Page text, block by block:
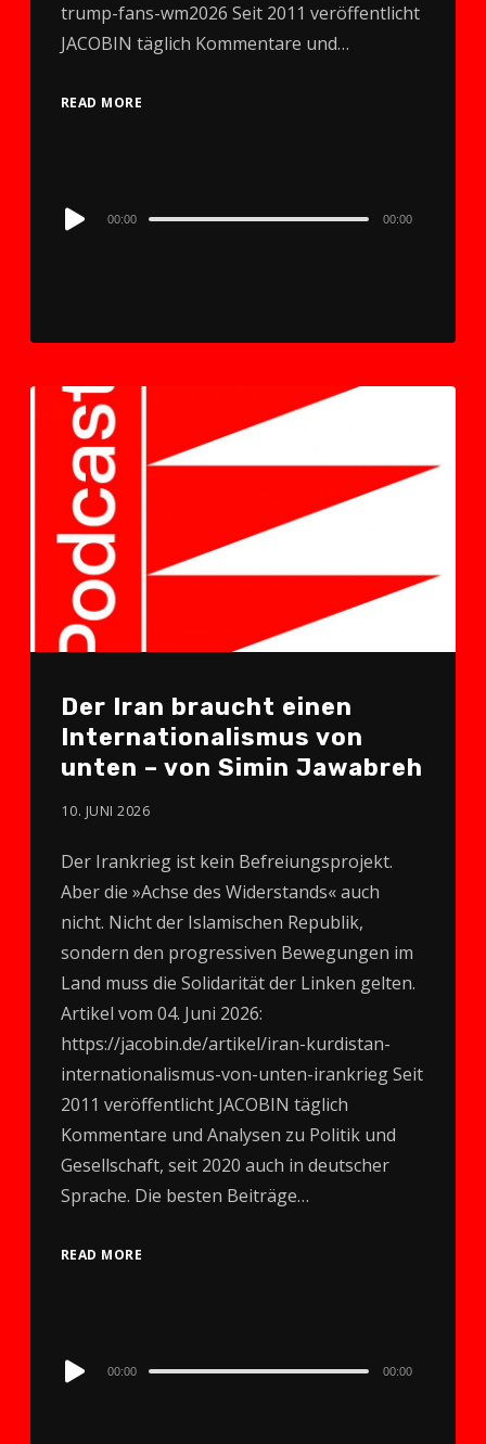
trump-fans-wm2026 Seit 2011 veröffentlicht
JACOBIN täglich Kommentare und…
READ MORE
Audio
00:00 00:00
Der Iran braucht einen
Inter­nationalismus von
unten – von Simin Jawabreh
10. JUNI 2026
Der Irankrieg ist kein Befreiungsprojekt.
Aber die »Achse des Widerstands« auch
nicht. Nicht der Islamischen Republik,
sondern den progressiven Bewegungen im
Land muss die Solidarität der Linken gelten.
Artikel vom 04. Juni 2026:
https://jacobin.de/artikel/iran-kurdistan-
internationalismus-von-unten-irankrieg Seit
2011 veröffentlicht JACOBIN täglich
Kommentare und Analysen zu Politik und
Gesellschaft, seit 2020 auch in deutscher
Sprache. Die besten Beiträge…
READ MORE
Audio
00:00 00:00